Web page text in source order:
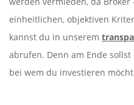
einheitlichen, objektiven
kannst du in unserem
abrufen. Denn am Ende
bei wem du investieren